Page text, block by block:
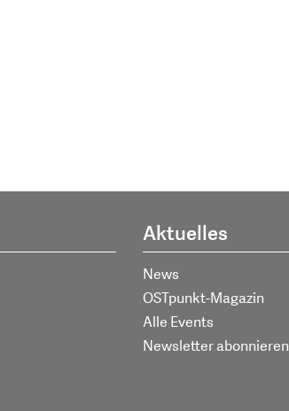
Aktuelles
News
OSTpunkt-Magazin
Alle Events
Newsletter abonnieren